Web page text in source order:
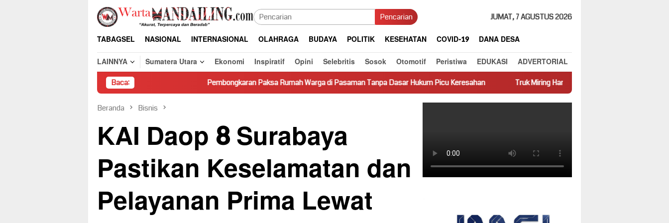
Loncat
konten
Pencarian JUMAT, 7 AGUSTUS 2026
TABAGSEL NASIONAL INTERNASIONAL OLAHRAGA BUDAYA POLITIK KESEHATAN COVID-19
DANA DESA
LAINNYA
Sumatera Utara Ekonomi Inspiratif Opini Selebritis Sosok Otomotif Peristiwa EDUKASI ADVERTORIAL
Baca: Pembongkaran Paksa Rumah Warga di Pasaman Tanpa Dasar Hukum Picu Keresahan Truk Miring Hambat Arus Lalu Lintas di Jalan Panti–Simpang Empat
Beranda Bisnis
KAI Daop 8 Surabaya
Pastikan Keselamatan dan
Pelayanan Prima Lewat